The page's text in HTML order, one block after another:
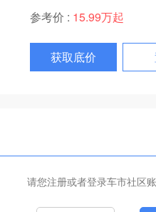
参考价 : 15.99万起
获取底价
请您注册或者登录车市社区